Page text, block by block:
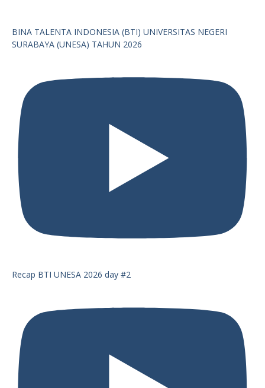
BINA TALENTA INDONESIA (BTI) UNIVERSITAS NEGERI
SURABAYA (UNESA) TAHUN 2026
Recap BTI UNESA 2026 day #2